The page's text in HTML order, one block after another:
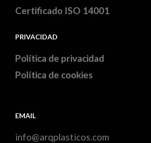
Certificado ISO 14001
PRIVACIDAD
Política de privacidad
Política de cookies
EMAIL
info@arqplasticos.com